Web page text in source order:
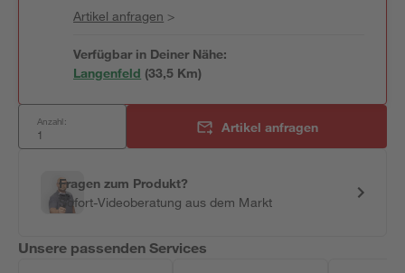
Artikel anfragen >
Verfügbar in Deiner Nähe:
Langenfeld (33,5 Km)
Anzahl: Artikel anfragen
Fragen zum Produkt?
Sofort-Videoberatung aus dem Markt
Unsere passenden Services